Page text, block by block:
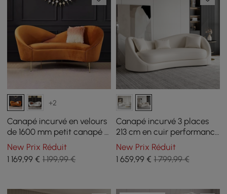
+2
Canapé incurvé en velours
de 1600 mm petit canapé 3
places avec rembourrage
arrière incurvé en orange
New Prix Réduit
1 169,99 € 1 199,99 €
Canapé incurvé 3 places
213 cm en cuir performance
avec coussins
New Prix Réduit
1 659,99€ 1 799,99 €